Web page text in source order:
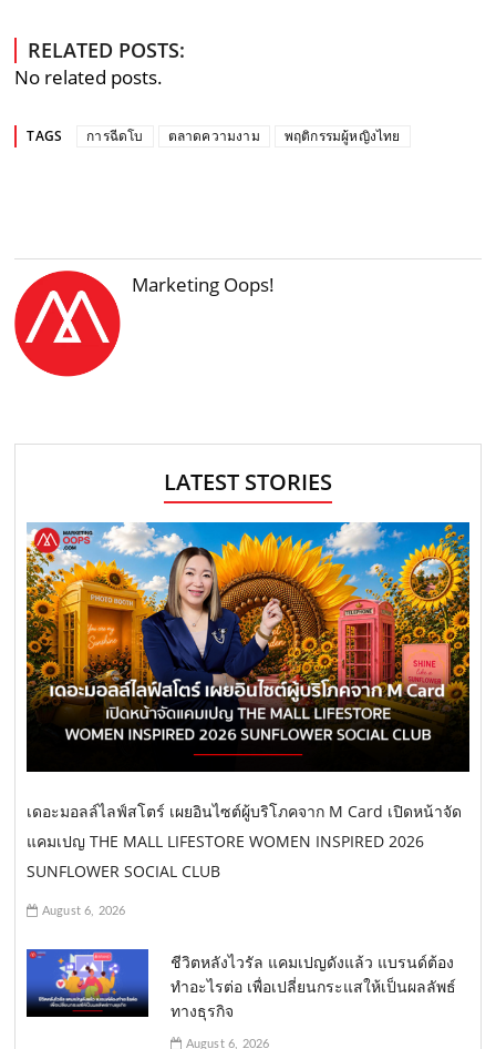
RELATED POSTS:
No related posts.
TAGS การฉีดโบ ตลาดความงาม พฤติกรรมผู้หญิงไทย
Marketing Oops!
LATEST STORIES
เดอะมอลล์ไลฟ์สโตร์ เผยอินไซต์ผู้บริโภคจาก M Card เปิดหน้าจัด
แคมเปญ THE MALL LIFESTORE WOMEN INSPIRED 2026
SUNFLOWER SOCIAL CLUB
August 6, 2026
ชีวิตหลังไวรัล แคมเปญดังแล้ว แบรนด์ต้อง
ทำอะไรต่อ เพื่อเปลี่ยนกระแสให้เป็นผลลัพธ์
ทางธุรกิจ
August 6, 2026